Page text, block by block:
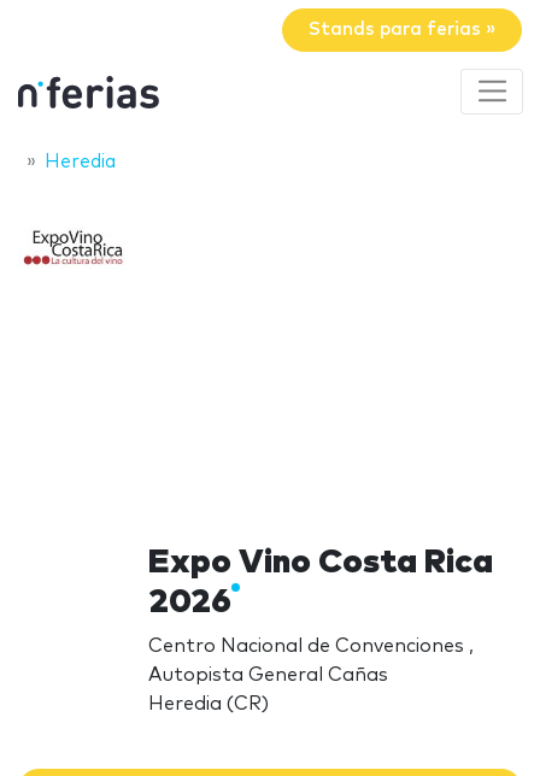
Stands para ferias »
Heredia
Expo Vino Costa Rica
2026
Centro Nacional de Convenciones ,
Autopista General Cañas
Heredia (CR)